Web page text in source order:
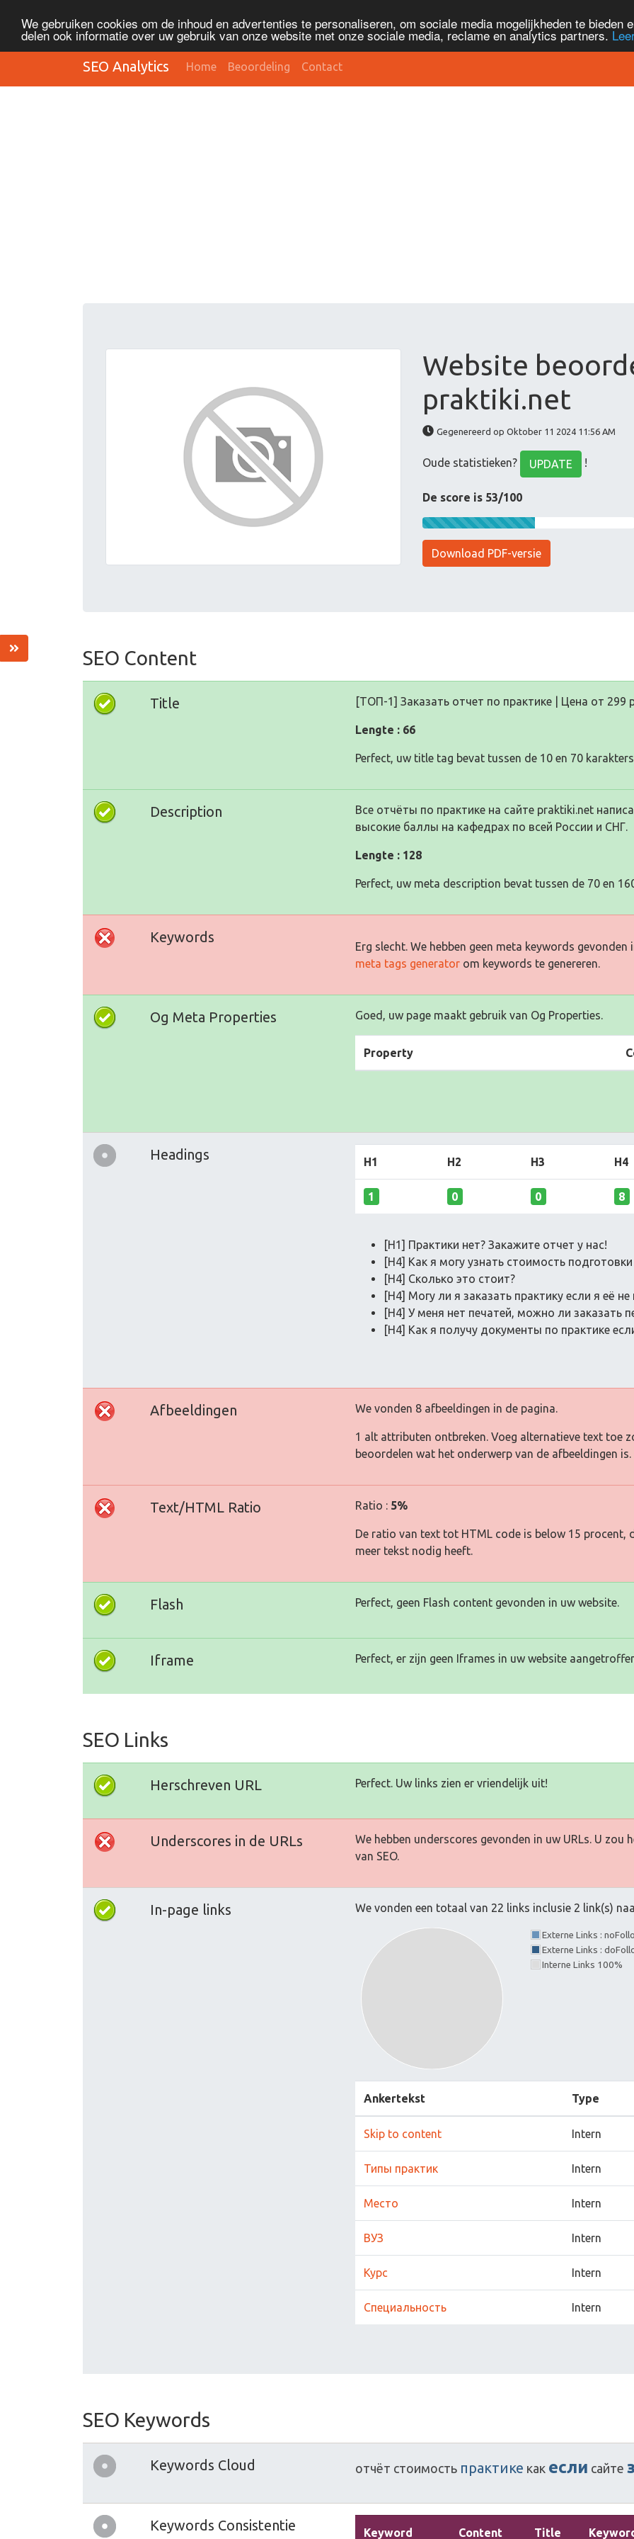
We gebruiken cookies om de inhoud en advertenties te personaliseren, om sociale media mogelijkheden te bieden
delen ook informatie over uw gebruik van onze website met onze sociale media, reclame en analytics partners.
SEO Analytics Home Beoordeling Contact
Website
praktiki.net
Gegenereerd op Oktober 11 2024 11:56 AM
Oude statistieken? UPDATE !
De score is 53/100
Download PDF-versie
SEO Content
Title [ТОП-1] Заказать отчет по практике | Цена от 299
Lengte : 66
Perfect, uw title tag bevat tussen de 10 en 70
Description
Все отчёты по практике на сайте praktiki.net
высокие баллы на кафедрах по всей России и СНГ.
Lengte : 128
Perfect, uw meta description bevat tussen de 70 en
Keywords
Erg slecht. We hebben geen meta keywords gevonden
meta tags generator om keywords te genereren.
Og Meta Properties Goed, uw page maakt gebruik van Og Properties.
Property
Headings H1 H2 H3 H4
1 0 0 8
[H1] Практики нет? Закажите отчет у нас!
[H4] Как я могу узнать стоимость
[H4] Сколько это стоит?
[H4] Могу ли я заказать практику если я её
[H4] У меня нет печатей, можно ли заказать
[H4] Как я получу документы по практике
Afbeeldingen We vonden 8 afbeeldingen in de pagina.
1 alt attributen ontbreken. Voeg alternatieve text toe
beoordelen wat het onderwerp van de afbeeldingen is.
Text/HTML Ratio Ratio : 5%
De ratio van text tot HTML code is below 15
meer tekst nodig heeft.
Flash Perfect, geen Flash content gevonden in uw website.
Iframe Perfect, er zijn geen Iframes in uw website
SEO Links
Herschreven URL Perfect. Uw links zien er vriendelijk uit!
Underscores in de URLs
We hebben underscores gevonden in uw URLs. U zou
van SEO.
In-page links We vonden een totaal van 22 links inclusie 2 link(s)
Externe Links :
Externe Links :
Interne Links 100%
Ankertekst Type
Skip to content Intern
Типы практик Intern
Место Intern
ВУЗ Intern
Курс Intern
Специальность Intern
SEO Keywords
Keywords Cloud отчёт стоимость практике как если сайте
Keywords Consistentie Keyword Content Title